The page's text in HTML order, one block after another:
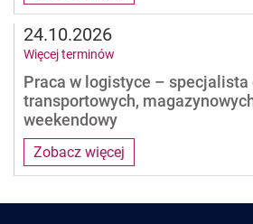
Zobacz więcej
Praca w logistyce – specjalista
transportowych,
weekendowy
24.10.2026
Więcej terminów